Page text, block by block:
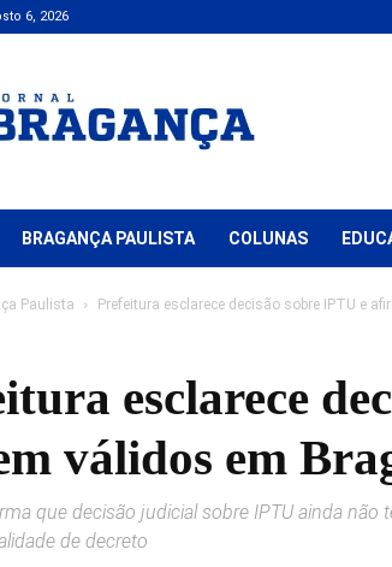
6, 2026
BRAGANÇA PAULISTA COLUNAS
Paulista Prefeitura esclarece decisão sobre IPTU e
esclarece
válidos em
que decisão judicial sobre IPTU ainda
de decreto